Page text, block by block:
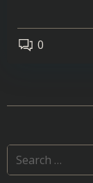
0
Search
for: